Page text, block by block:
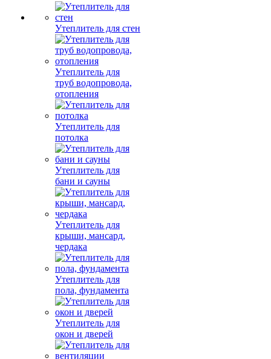
Утеплитель для стен
Утеплитель для
труб водопровода,
отопления
Утеплитель для
потолка
Утеплитель для
бани и сауны
Утеплитель для
крыши, мансард,
чердака
Утеплитель для
пола, фундамента
Утеплитель для
окон и дверей